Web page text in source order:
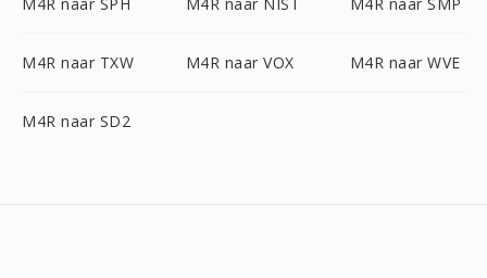
M4R naar TXW M4R naar VOX M4R naar WVE
M4R naar SD2